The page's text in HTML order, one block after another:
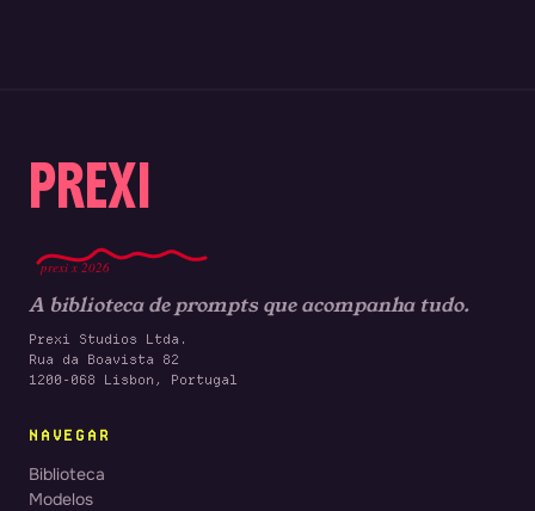
PREXI
prexi x 2026
A biblioteca de prompts que acompanha tudo.
Prexi Studios Ltda.
Rua da Boavista 82
1200-068 Lisbon, Portugal
NAVEGAR
Biblioteca
Modelos